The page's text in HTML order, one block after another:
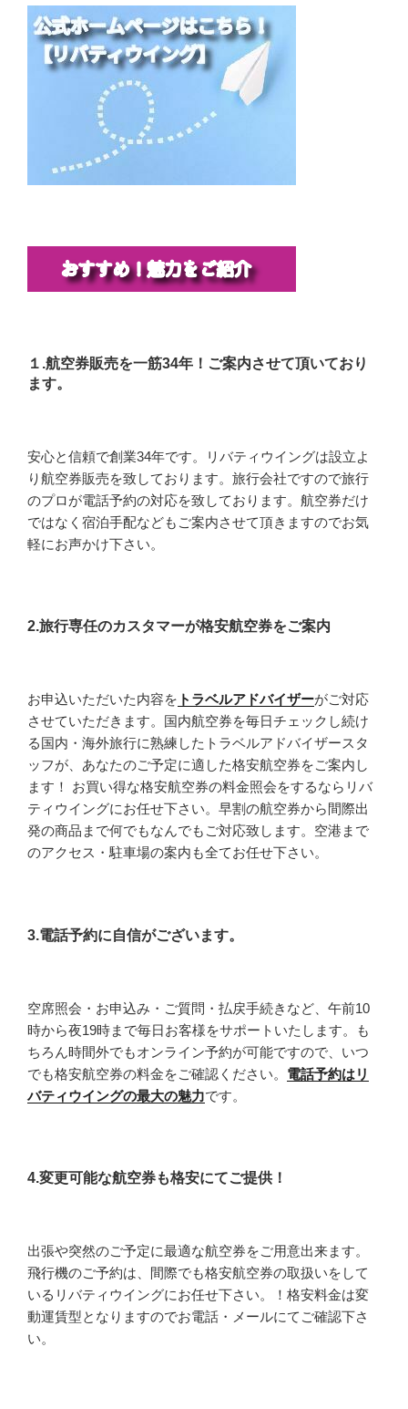
１.航空券販売を一筋34年！ご案内させて頂いており
ます。
安心と信頼で創業34年です。リバティウイングは設立よ
り航空券販売を致しております。旅行会社ですので旅行
のプロが電話予約の対応を致しております。航空券だけ
ではなく宿泊手配などもご案内させて頂きますのでお気
軽にお声かけ下さい。
2.旅行専任のカスタマーが格安航空券をご案内
お申込いただいた内容を トラベルアドバイザーがご対応
させていただきます。国内航空券を毎日チェックし続け
る国内・海外旅行に熟練したトラベルアドバイザースタ
ッフが、あなたのご予定に適した格安航空券をご案内し
ます！ お買い得な格安航空券の料金照会をするならリバ
ティウイングにお任せ下さい。早割の航空券から間際出
発の商品まで何でもなんでもご対応致します。空港まで
のアクセス・駐車場の案内も全てお任せ下さい。
3.電話予約に自信がございます。
空席照会・お申込み・ご質問・払戻手続きなど、午前10
時から夜19時まで毎日お客様をサポートいたします。も
ちろん時間外でもオンライン予約が可能ですので、いつ
でも格安航空券の料金をご確認ください。 電話予約はリ
バティウイングの最大の魅力です。
4.変更可能な航空券も格安にてご提供！
出張や突然のご予定に最適な航空券をご用意出来ます。
飛行機のご予約は、間際でも格安航空券の取扱いをして
いるリバティウイングにお任せ下さい。！格安料金は変
動運賃型となりますのでお電話・メールにてご確認下さ
い。